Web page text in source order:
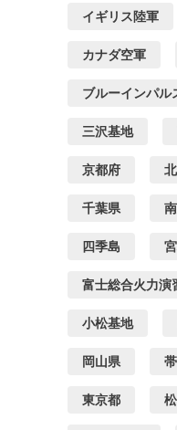
イギリス陸軍
カナダ空軍
ブルーインパル
三沢基地
京都府
千葉県
四季島
富士総合火力演
小松基地
岡山県
東京都